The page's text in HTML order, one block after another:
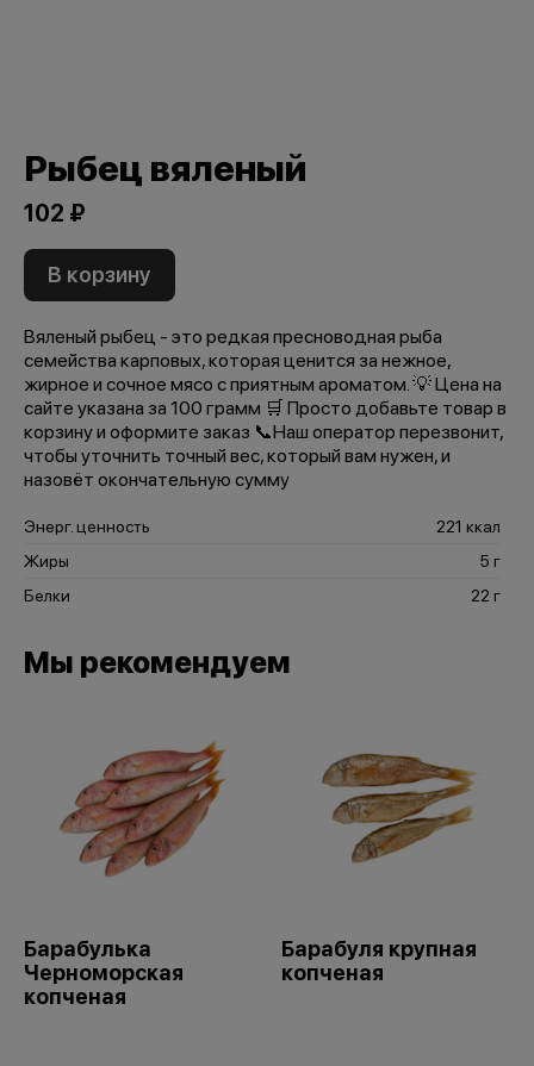
Рыбец вяленый
102 ₽
В корзину
Вяленый рыбец - это редкая пресноводная рыба
семейства карповых, которая ценится за нежное,
жирное и сочное мясо с приятным ароматом. 💡 Цена на
сайте указана за 100 грамм 🛒 Просто добавьте товар в
корзину и оформите заказ 📞Наш оператор перезвонит,
чтобы уточнить точный вес, который вам нужен, и
назовёт окончательную сумму
Энерг. ценность
221 ккал
Жиры
5 г
Белки
22 г
Мы рекомендуем
Барабулька
Черноморская
копченая
Барабуля крупная
копченая